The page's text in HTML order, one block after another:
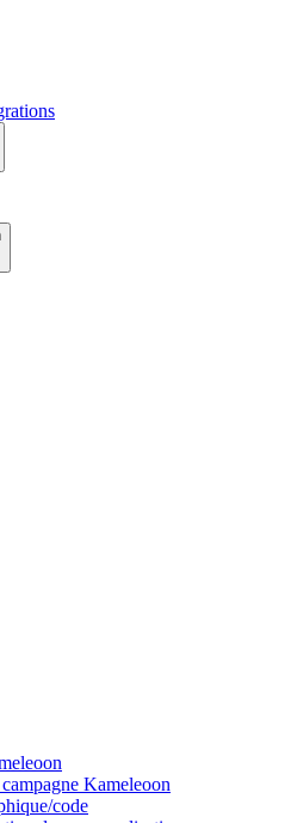
Kameleoon
code